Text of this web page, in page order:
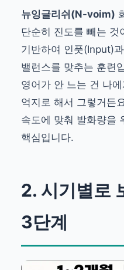
뉴잉글리쉬(N-voim)
단순히 진도를 빼는 것
기반하여 인풋(Input)
밸런스를 맞추는 훈련
영어가 안 느는 건 나
억지로 해서 그렇거든
속도에 맞춰 발화량을
핵심입니다.
2. 시기별로
3단계